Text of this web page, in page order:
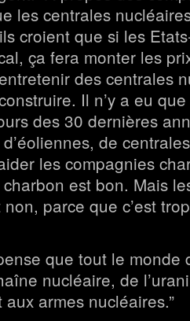
les centrales
croient que si les
ça fera monter les
des centrales
Il n’y a eu
des 30 dernières
de
les compagnies
est bon. Mais
parce que c’est
que tout le monde
nucléaire, de
armes nucléaires.”